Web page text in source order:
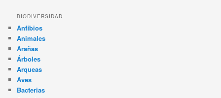
BIODIVERSIDAD
Anfibios
Animales
Arañas
Árboles
Arqueas
Aves
Bacterias